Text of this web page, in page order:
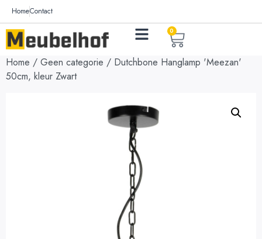
HomeContact
0
Home / Geen categorie / Dutchbone Hanglamp 'Meezan'
50cm, kleur Zwart